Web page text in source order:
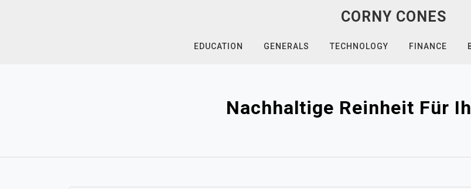
CORNY CONES
EDUCATION GENERALS TECHNOLOGY FINANCE
Nachhaltige Reinheit Für